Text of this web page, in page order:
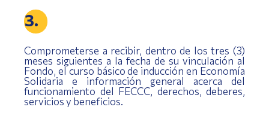
3.
Comprometerse a recibir, dentro de los tres (3)
meses siguientes a la fecha de su vinculación al
Fondo, el curso básico de inducción en Economía
Solidaria e información general acerca del
funcionamiento del FECCC, derechos, deberes,
servicios y beneficios.